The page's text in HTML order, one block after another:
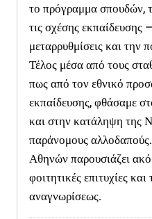
το πρόγραμμα σπουδών,
τις σχέσης εκπαίδευσης
μεταρρυθμίσεις και την
Τέλος μέσα από τους
πως από τον εθνικό
εκπαίδευσης, φθάσαμε
και στην κατάληψη της
παράνομους
Αθηνών παρουσιάζει
φοιτητικές επιτυχίες και
αναγνωρίσεως.